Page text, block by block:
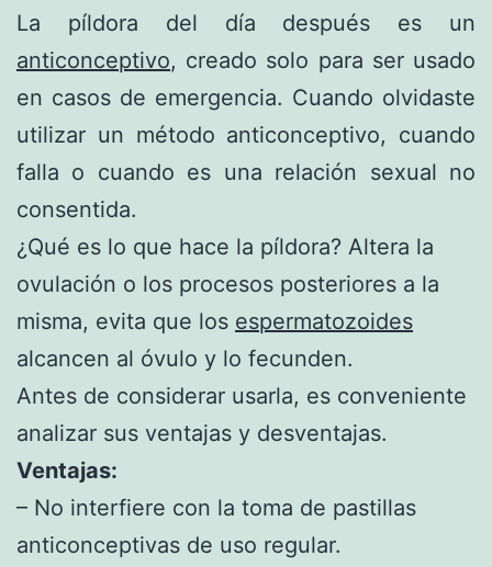
La píldora del día después es un
anticonceptivo, creado solo para ser usado
en casos de emergencia. Cuando olvidaste
utilizar un método anticonceptivo, cuando
falla o cuando es una relación sexual no
consentida.
¿Qué es lo que hace la píldora? Altera la
ovulación o los procesos posteriores a la
misma, evita que los espermatozoides
alcancen al óvulo y lo fecunden.
Antes de considerar usarla, es conveniente
analizar sus ventajas y desventajas.
Ventajas:
– No interfiere con la toma de pastillas
anticonceptivas de uso regular.